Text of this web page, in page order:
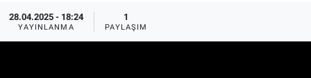
28.04.2025 - 18:24
YAYINLANMA
1
PAYLAŞIM